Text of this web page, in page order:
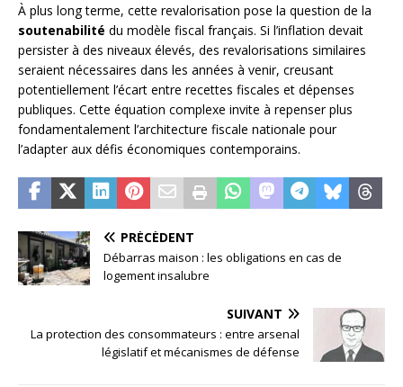
À plus long terme, cette revalorisation pose la question de la
soutenabilité du modèle fiscal français. Si l’inflation devait
persister à des niveaux élevés, des revalorisations similaires
seraient nécessaires dans les années à venir, creusant
potentiellement l’écart entre recettes fiscales et dépenses
publiques. Cette équation complexe invite à repenser plus
fondamentalement l’architecture fiscale nationale pour
l’adapter aux défis économiques contemporains.
PRÉCÉDENT
Débarras maison : les obligations en cas de
logement insalubre
SUIVANT
La protection des consommateurs : entre arsenal
législatif et mécanismes de défense